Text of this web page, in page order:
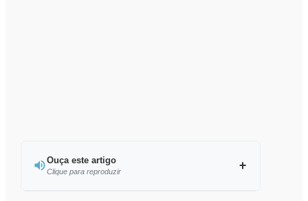
Ouça este artigo
Clique para reproduzir